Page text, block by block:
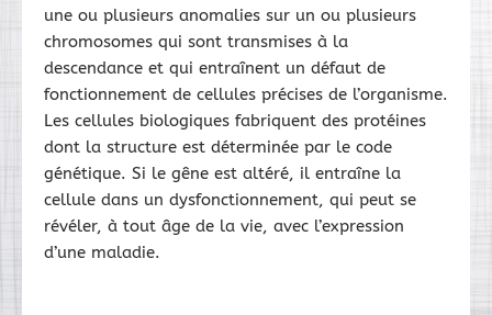
une ou plusieurs anomalies sur un ou plusieurs
chromosomes qui sont transmises à la
descendance et qui entraînent un défaut de
fonctionnement de cellules précises de l’organisme.
Les cellules biologiques fabriquent des protéines
dont la structure est déterminée par le code
génétique. Si le gêne est altéré, il entraîne la
cellule dans un dysfonctionnement, qui peut se
révéler, à tout âge de la vie, avec l’expression
d’une maladie.